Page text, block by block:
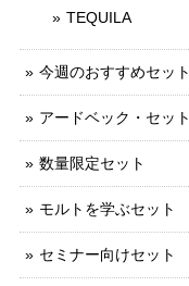
TEQUILA
今週のおすすめセット
アードベック・セット
数量限定セット
モルトを学ぶセット
セミナー向けセット